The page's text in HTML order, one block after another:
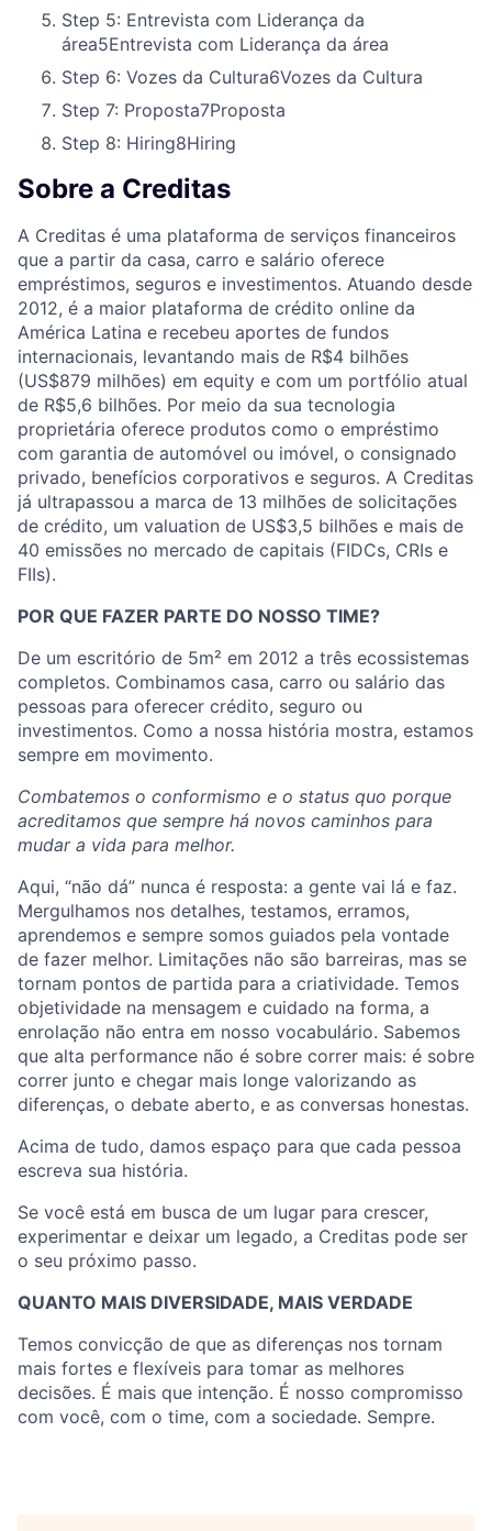
Step 5: Entrevista com Liderança da
área5Entrevista com Liderança da área
Step 6: Vozes da Cultura6Vozes da Cultura
Step 7: Proposta7Proposta
Step 8: Hiring8Hiring
Sobre a Creditas
A Creditas é uma plataforma de serviços financeiros
que a partir da casa, carro e salário oferece
empréstimos, seguros e investimentos. Atuando desde
2012, é a maior plataforma de crédito online da
América Latina e recebeu aportes de fundos
internacionais, levantando mais de R$4 bilhões
(US$879 milhões) em equity e com um portfólio atual
de R$5,6 bilhões. Por meio da sua tecnologia
proprietária oferece produtos como o empréstimo
com garantia de automóvel ou imóvel, o consignado
privado, benefícios corporativos e seguros. A Creditas
já ultrapassou a marca de 13 milhões de solicitações
de crédito, um valuation de US$3,5 bilhões e mais de
40 emissões no mercado de capitais (FIDCs, CRIs e
FIIs).
POR QUE FAZER PARTE DO NOSSO TIME?
De um escritório de 5m² em 2012 a três ecossistemas
completos. Combinamos casa, carro ou salário das
pessoas para oferecer crédito, seguro ou
investimentos. Como a nossa história mostra, estamos
sempre em movimento.
Combatemos o conformismo e o status quo porque
acreditamos que sempre há novos caminhos para
mudar a vida para melhor.
Aqui, “não dá” nunca é resposta: a gente vai lá e faz.
Mergulhamos nos detalhes, testamos, erramos,
aprendemos e sempre somos guiados pela vontade
de fazer melhor. Limitações não são barreiras, mas se
tornam pontos de partida para a criatividade. Temos
objetividade na mensagem e cuidado na forma, a
enrolação não entra em nosso vocabulário. Sabemos
que alta performance não é sobre correr mais: é sobre
correr junto e chegar mais longe valorizando as
diferenças, o debate aberto, e as conversas honestas.
Acima de tudo, damos espaço para que cada pessoa
escreva sua história.
Se você está em busca de um lugar para crescer,
experimentar e deixar um legado, a Creditas pode ser
o seu próximo passo.
QUANTO MAIS DIVERSIDADE, MAIS VERDADE
Temos convicção de que as diferenças nos tornam
mais fortes e flexíveis para tomar as melhores
decisões. É mais que intenção. É nosso compromisso
com você, com o time, com a sociedade. Sempre.